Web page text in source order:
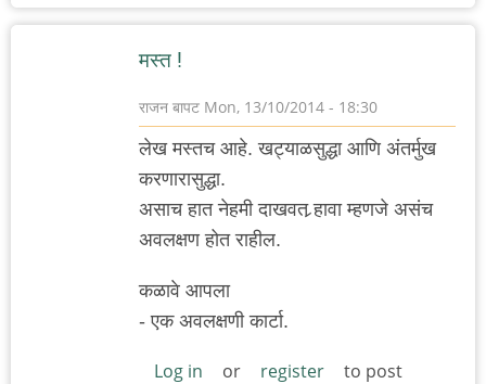
मस्त !
राजन बापट Mon, 13/10/2014 - 18:30
लेख मस्तच आहे. खट्याळसुद्धा आणि अंतर्मुख
करणारासुद्धा.
असाच हात नेहमी दाखवत र्‍हावा म्हणजे असंच
अवलक्षण होत राहील.
कळावे आपला
- एक अवलक्षणी कार्टा.
Log in or register
to post